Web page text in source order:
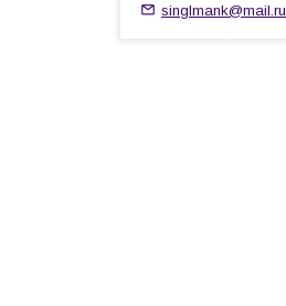
singlmank@mail.ru